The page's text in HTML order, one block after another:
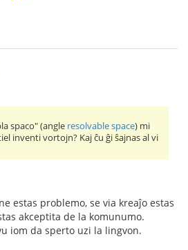
spaco" (angle resolvable space) mi
inventi vortojn? Kaj ĉu ĝi ŝajnas al vi
estas problemo, se via kreaĵo estas
akceptita de la komunumo.
iom da sperto uzi la lingvon.